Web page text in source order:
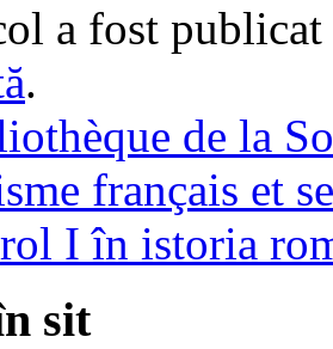
a fost
.
de la
français et
I în istoria
sit